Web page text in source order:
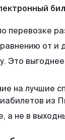
перевозке
от и
Это
на лучшие
из
а не в